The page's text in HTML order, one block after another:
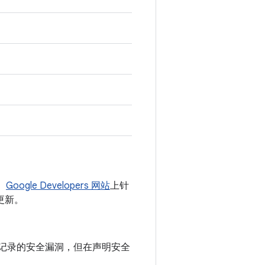
Google Developers 网站上针
。
录的安全漏洞，但在声明安全